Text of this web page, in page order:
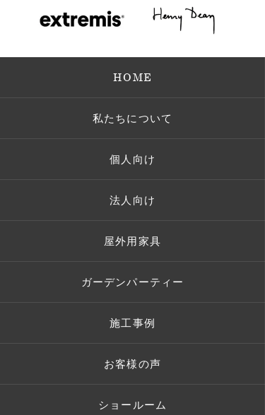
HOME
私たちについて
個人向け
法人向け
屋外用家具
ガーデンパーティー
施工事例
お客様の声
ショールーム